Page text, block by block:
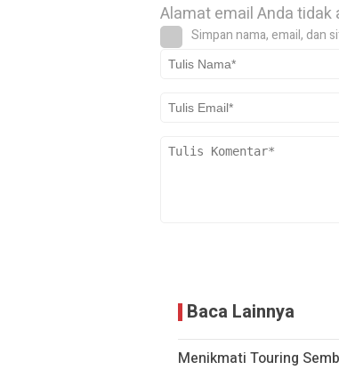
Alamat email Anda tidak
Simpan nama, email, dan
Baca Lainnya
Menikmati Touring